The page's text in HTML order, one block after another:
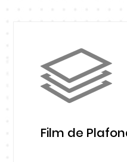
Film de